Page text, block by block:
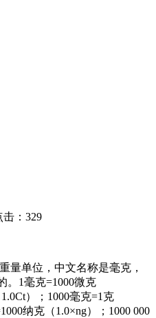
击： 329
量单位，中文名称是毫克，
。1毫克=1000微克
）；1000毫克=1克
纳克（1.0×ng）；1000 000